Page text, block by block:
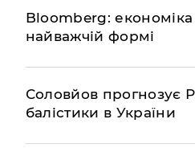
Bloomberg: економіка
найважчій формі
Соловйов прогнозує
балістики в України